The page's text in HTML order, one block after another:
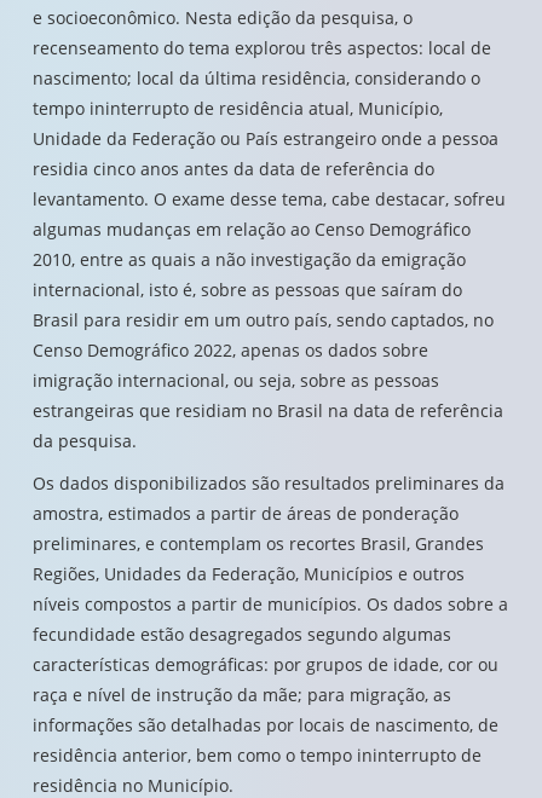
e socioeconômico. Nesta edição da pesquisa, o
recenseamento do tema explorou três aspectos: local de
nascimento; local da última residência, considerando o
tempo ininterrupto de residência atual, Município,
Unidade da Federação ou País estrangeiro onde a pessoa
residia cinco anos antes da data de referência do
levantamento. O exame desse tema, cabe destacar, sofreu
algumas mudanças em relação ao Censo Demográfico
2010, entre as quais a não investigação da emigração
internacional, isto é, sobre as pessoas que saíram do
Brasil para residir em um outro país, sendo captados, no
Censo Demográfico 2022, apenas os dados sobre
imigração internacional, ou seja, sobre as pessoas
estrangeiras que residiam no Brasil na data de referência
da pesquisa.
Os dados disponibilizados são resultados preliminares da
amostra, estimados a partir de áreas de ponderação
preliminares, e contemplam os recortes Brasil, Grandes
Regiões, Unidades da Federação, Municípios e outros
níveis compostos a partir de municípios. Os dados sobre a
fecundidade estão desagregados segundo algumas
características demográficas: por grupos de idade, cor ou
raça e nível de instrução da mãe; para migração, as
informações são detalhadas por locais de nascimento, de
residência anterior, bem como o tempo ininterrupto de
residência no Município.